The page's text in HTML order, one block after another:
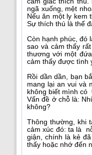
ngã xuống, mệt
Nếu ăn một ly kem
Sự thích thú là thế
Còn hạnh phúc, đó
sao và cảm thấy
thương với một
cảm thấy được tình
Rồi dần dần, bạn
mang lại an vui và
không biết mình có
Vấn đề ở chỗ là:
không?
Thông thường, khi
cảm xúc đó: ta là
giận, chính là kẻ
thấy hoặc nhớ đến